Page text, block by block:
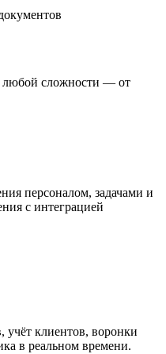
любой сложности — от
персоналом, задачами и
с интеграцией
учёт клиентов, воронки
в реальном времени.